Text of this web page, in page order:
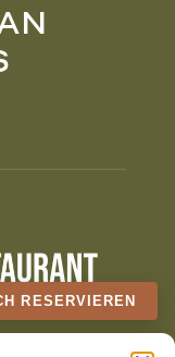
RESERVIEREN